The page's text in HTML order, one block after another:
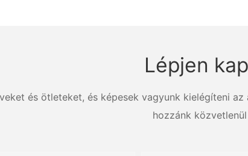
Lépjen
és ötleteket, és képesek vagyunk kielégíteni
hozzánk